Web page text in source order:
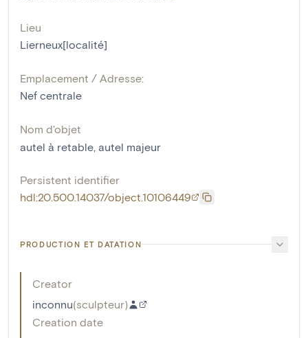
Lieu
Lierneux[localité]
Emplacement / Adresse:
Nef centrale
Nom d'objet
autel à retable autel majeur
Persistent identifier
hdl:20.500.14037/object.10106449
PRODUCTION ET DATATION
Creator
inconnu(sculpteur)
Creation date